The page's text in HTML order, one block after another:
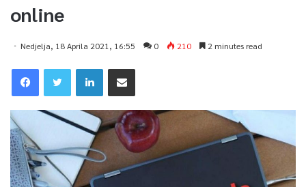
online
Nedjelja, 18 Aprila 2021, 16:55 0 210 2 minutes read